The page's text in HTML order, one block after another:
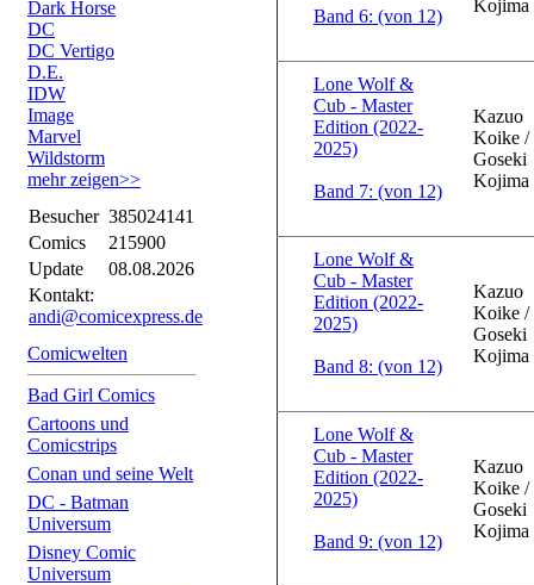
Dark Horse
DC
DC Vertigo
D.E.
IDW
Image
Marvel
Wildstorm
mehr zeigen>>
Besucher 385024141
Comics
215900
Update
08.08.2026
Kontakt:
andi@comicexpress.de
Comicwelten
Bad Girl Comics
Cartoons und
Comicstrips
Conan und seine Welt
DC - Batman
Universum
Disney Comic
Universum
Band 6: (von 12)
Kojima
Lone Wolf &
Cub - Master
Edition (2022-
2025)
Band 7: (von 12)
Kazuo
Koike /
Goseki
Kojima
Lone Wolf &
Cub - Master
Edition (2022-
2025)
Band 8: (von 12)
Kazuo
Koike /
Goseki
Kojima
Lone Wolf &
Cub - Master
Edition (2022-
2025)
Band 9: (von 12)
Kazuo
Koike /
Goseki
Kojima